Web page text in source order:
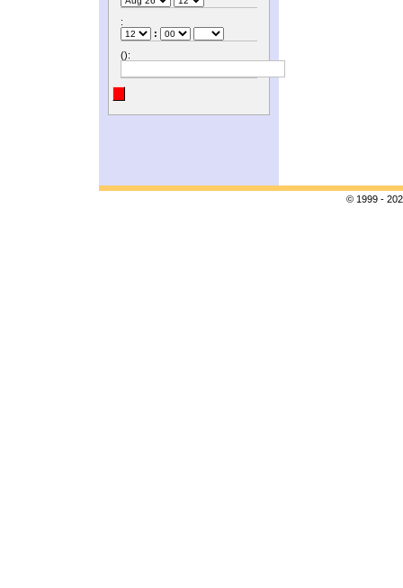
:
:
():
© 1999 -